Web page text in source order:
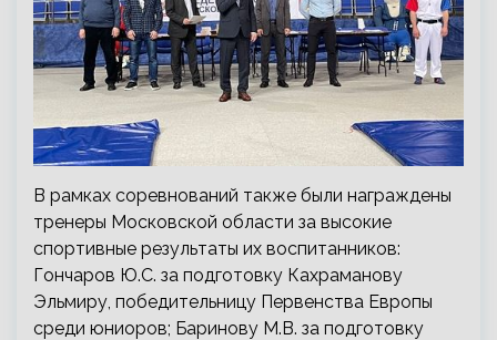
В рамках соревнований также были награждены
тренеры Московской области за высокие
спортивные результаты их воспитанников:
Гончаров Ю.С. за подготовку Кахраманову
Эльмиру, победительницу Первенства Европы
среди юниоров; Баринову М.В. за подготовку